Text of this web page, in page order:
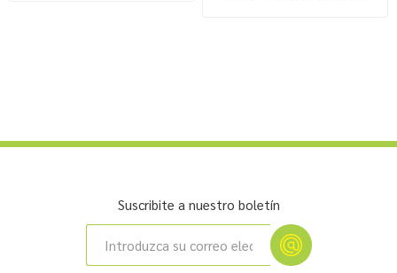
Suscribite a nuestro boletín